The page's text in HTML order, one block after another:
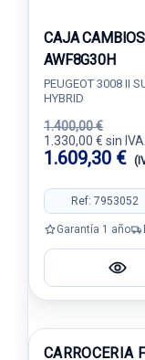
CAJA
AWF8G30H
PEUGEOT 3008 II
HYBRID
1.400,00 €
1.330,00 € sin IVA.
1.609,30 €
Ref: 7953052
Garantía 1 año
CARROCERIA